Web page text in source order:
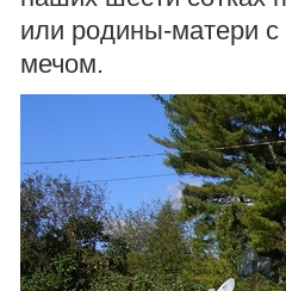
или родины-матери
мечом.